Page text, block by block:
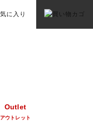
Outlet
アウトレット